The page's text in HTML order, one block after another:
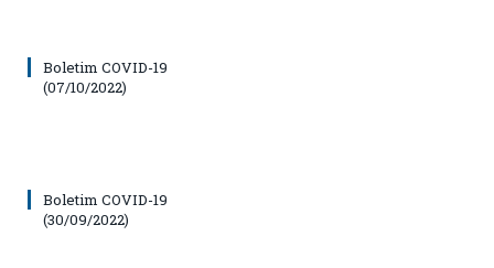
Boletim COVID-19
(07/10/2022)
Boletim COVID-19
(30/09/2022)